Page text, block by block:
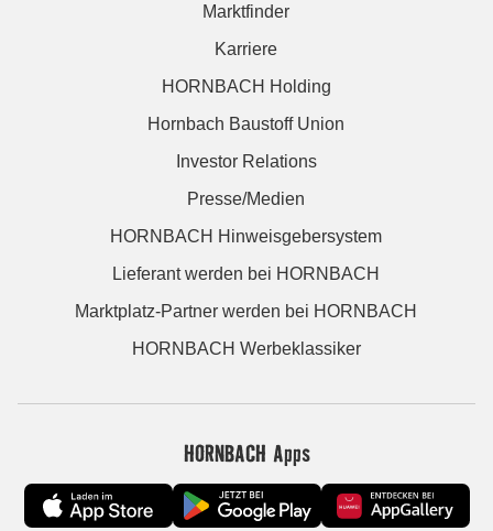
Marktfinder
Karriere
HORNBACH Holding
Hornbach Baustoff Union
Investor Relations
Presse/Medien
HORNBACH Hinweisgebersystem
Lieferant werden bei HORNBACH
Marktplatz-Partner werden bei HORNBACH
HORNBACH Werbeklassiker
HORNBACH Apps